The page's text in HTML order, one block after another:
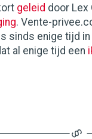
geleid door Lex
. Vente-
sinds enige tijd in
al enige tijd een